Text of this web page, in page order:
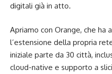
digitali già in atto.
Apriamo con Orange, che ha
l’estensione della propria
iniziale parte da 30 città,
cloud-native e supporto a